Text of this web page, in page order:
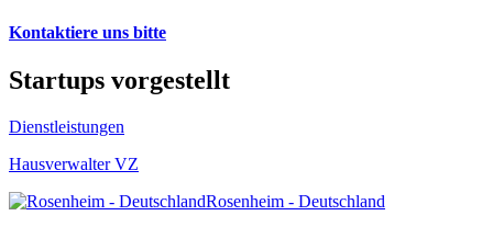
Kontaktiere uns bitte
Startups vorgestellt
Dienstleistungen
Hausverwalter VZ
Rosenheim - Deutschland